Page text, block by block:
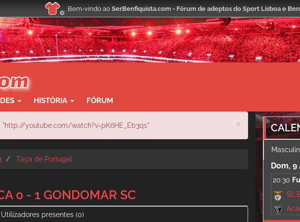
Bem-vindo ao SerBenfiquista.com - Fórum de adeptos do Sport Lisboa e
HISTÓRIA FÓRUM
×
youtube.com/watch?v=pK6HE_Eb3qs"
Taça de Portugal
0 - 1 GONDOMAR SC
Utilizadores presentes(0)
Dom, 9
20:30
SL